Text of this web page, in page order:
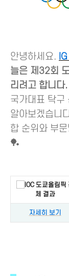
안녕하세요.
늘은 제32회
리려고 합니다.
국가대표 탁구
알아보겠습니
합 순위와 부
🏓
도쿄올림픽
체 결과
자세히 보기